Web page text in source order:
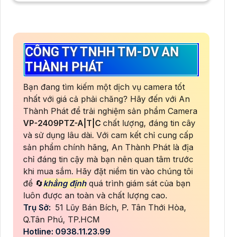
CÔNG TY TNHH TM-DV AN
THÀNH PHÁT
Bạn đang tìm kiếm một dịch vụ camera tốt
nhất với giá cả phải chăng? Hãy đến với An
Thành Phát để trải nghiệm sản phẩm Camera
VP-2409PTZ-A|T|C chất lượng, đáng tin cây
và sử dụng lâu dài. Với cam kết chỉ cung cấp
sản phẩm chính hãng, An Thành Phát là địa
chỉ đáng tin cậy mà bạn nên quan tâm trước
khi mua sắm. Hãy đặt niềm tin vào chúng tôi
để 🔄khẳng địnhquá trình giám sát của bạn
luôn được an toàn và chất lượng cao.
Trụ Sở: 51 Lũy Bán Bích, P. Tân Thới Hòa,
Q.Tân Phú, TP.HCM
Hotline: 0938.11.23.99